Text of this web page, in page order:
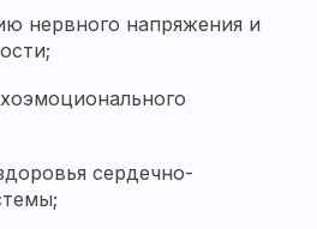
нервного напряжения и
сердечно-